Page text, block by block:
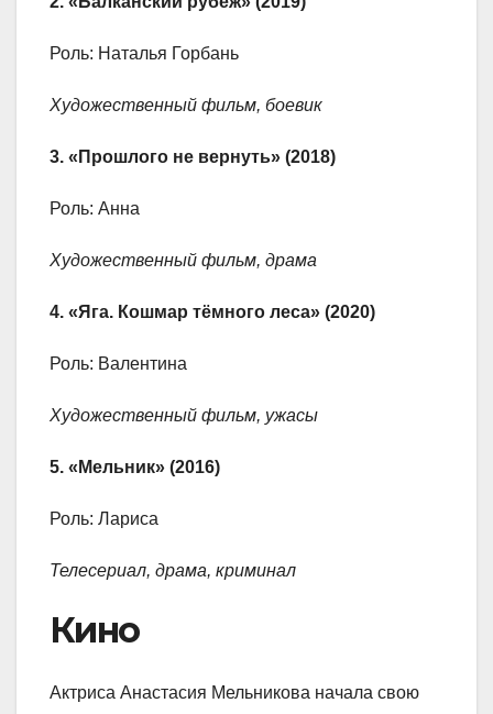
Роль: Наталья Горбань
Художественный фильм, боевик
3. «Прошлого не вернуть» (2018)
Роль: Анна
Художественный фильм, драма
4. «Яга. Кошмар тёмного леса» (2020)
Роль: Валентина
Художественный фильм, ужасы
5. «Мельник» (2016)
Роль: Лариса
Телесериал, драма, криминал
Кино
Актриса Анастасия Мельникова начала свою